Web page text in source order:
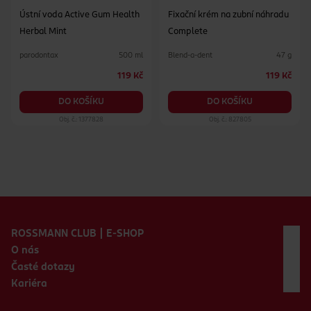
Ústní voda Active Gum Health
Herbal Mint
parodontax 500 ml
119 Kč
DO KOŠÍKU
Obj. č.: 1377828
Fixační krém na zubní náhradu
Complete
Blend-a-dent 47 g
119 Kč
DO KOŠÍKU
Obj. č.: 827805
ROSSMANN CLUB | E-SHOP
O nás
Časté dotazy
Kariéra